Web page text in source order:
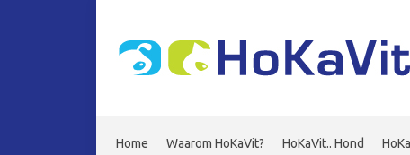
Home Waarom HoKaVit? HoKaVit.. Hond